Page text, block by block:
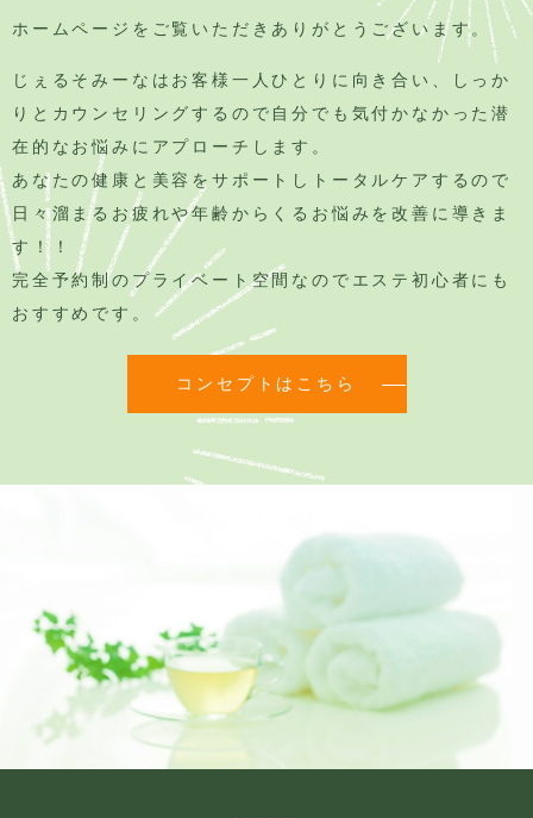
ホームページをご覧いただきありがとうございます。
じぇるそみーなはお客様一人ひとりに向き合い、しっか
りとカウンセリングするので自分でも気付かなかった潜
在的なお悩みにアプローチします。
あなたの健康と美容をサポートしトータルケアするので
日々溜まるお疲れや年齢からくるお悩みを改善に導きま
す！！
完全予約制のプライベート空間なのでエステ初心者にも
おすすめです。
コンセプトはこちら